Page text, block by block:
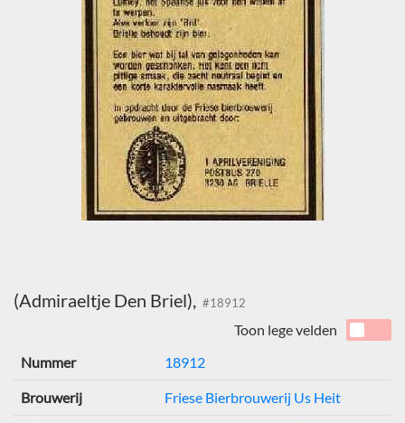
(Admiraeltje Den Briel), #18912
Toon lege velden
Nummer
18912
Brouwerij Friese Bierbrouwerij Us Heit